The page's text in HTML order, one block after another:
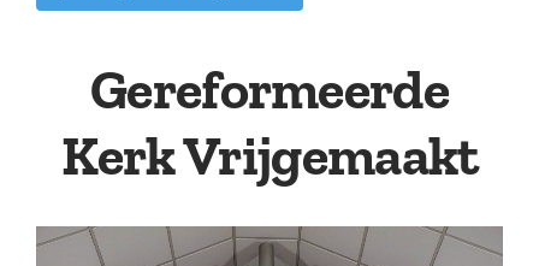
Gereformeerde
Kerk Vrijgemaakt